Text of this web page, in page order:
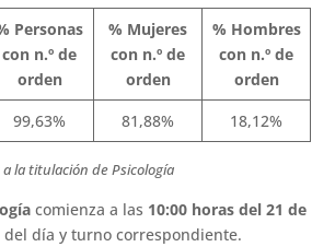
Personas
con n.º de
orden
% Mujeres
con n.º de
orden
% Hombres
con n.º de
orden
99,63% 81,88% 18,12%
la titulación de Psicología
comienza a las 10:00 horas del 21 de
del día y turno correspondiente.